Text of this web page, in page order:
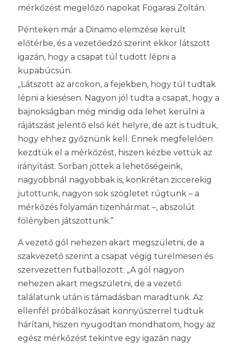
mérkőzést megelőző napokat Fogarasi Zoltán.
Pénteken már a Dinamo elemzése került
előtérbe, és a vezetőedző szerint ekkor látszott
igazán, hogy a csapat túl tudott lépni a
kupabúcsún.
„Látszott az arcokon, a fejekben, hogy túl tudtak
lépni a kiesésen. Nagyon jól tudta a csapat, hogy a
bajnokságban még mindig oda lehet kerülni a
rájátszást jelentő első két helyre, de azt is tudtuk,
hogy ehhez győznünk kell. Ennek megfelelően
kezdtük el a mérkőzést, hiszen kézbe vettük az
irányítást. Sorban jöttek a lehetőségeink,
nagyobbnál nagyobbak is, konkrétan ziccerekig
jutottunk, nagyon sok szögletet rúgtunk – a
mérkőzés folyamán tizenhármat –, abszolút
fölényben játszottunk.”
A vezető gól nehezen akart megszületni, de a
szakvezető szerint a csapat végig türelmesen és
szervezetten futballozott: „A gól nagyon
nehezen akart megszületni, de a vezető
találatunk után is támadásban maradtunk. Az
ellenfél próbálkozásait könnyűszerrel tudtuk
hárítani, hiszen nyugodtan mondhatom, hogy az
egész mérkőzést tekintve egy igazán nagy